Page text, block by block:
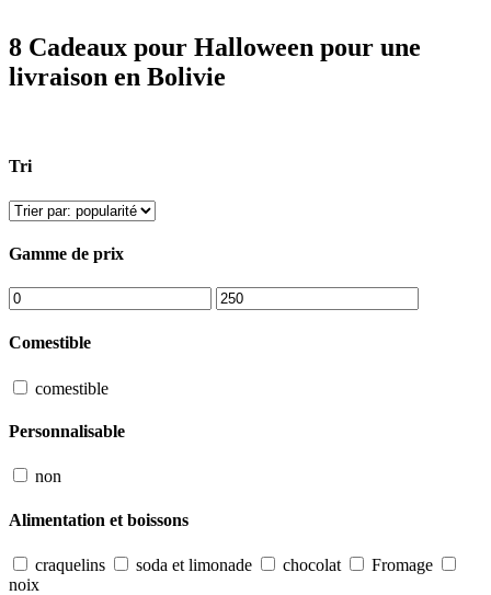
8 Cadeaux pour Halloween pour une
livraison en Bolivie
Tri
Gamme de prix
Comestible
comestible
Personnalisable
non
Alimentation et boissons
craquelins soda et limonade chocolat
Fromage
noix